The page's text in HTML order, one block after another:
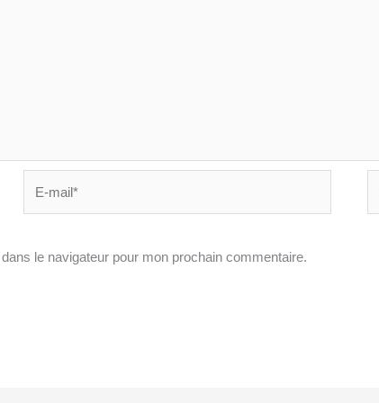
mail*
le navigateur pour mon prochain commentaire.